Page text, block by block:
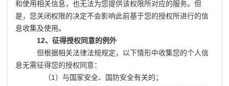
和使用相关信息，也无法为您提供该权限所对应的服务。但
是，您关闭权限的决定不会影响此前基于您的授权所进行的信
息收集及使用。
12、征得授权同意的例外
但根据相关法律法规规定，以下情形中收集您的个人信
息无需征得您的授权同意：
（1）与国家安全、国防安全有关的；